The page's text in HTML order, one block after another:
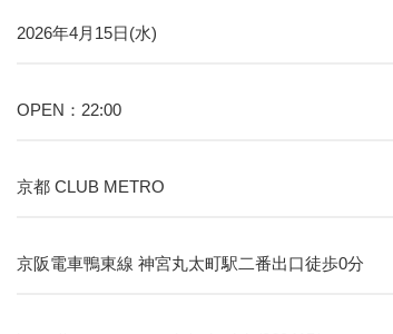
2026年4月15日(水)
OPEN：22:00
京都 CLUB METRO
京阪電車鴨東線 神宮丸太町駅二番出口徒歩0分